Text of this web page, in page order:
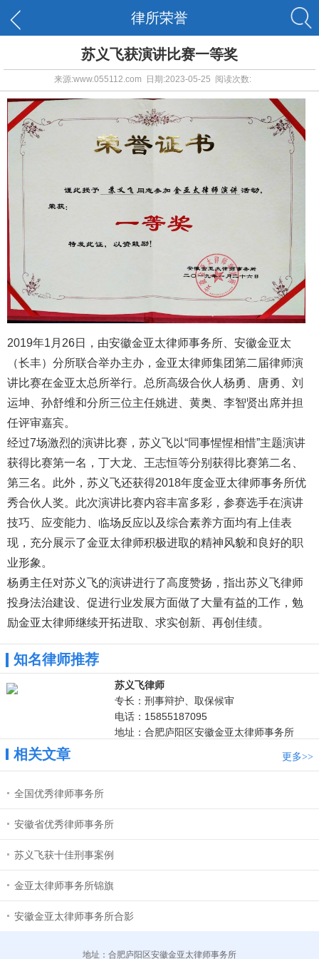
律所荣誉
苏义飞获演讲比赛一等奖
来源:www.055112.com 日期:2023-05-25 阅读次数:
2019年1月26日，由安徽金亚太律师事务所、安徽金亚太
（长丰）分所联合举办主办，金亚太律师集团第二届律师演
讲比赛在金亚太总所举行。总所高级合伙人杨勇、唐勇、刘
运坤、孙舒维和分所三位主任姚进、黄奥、李智贤出席并担
任评审嘉宾。
经过7场激烈的演讲比赛，苏义飞以“同事惺惺相惜”主题演讲
获得比赛第一名，丁大龙、王志恒等分别获得比赛第二名、
第三名。此外，苏义飞还获得2018年度金亚太律师事务所优
秀合伙人奖。此次演讲比赛内容丰富多彩，参赛选手在演讲
技巧、应变能力、临场反应以及综合素养方面均有上佳表
现，充分展示了金亚太律师积极进取的精神风貌和良好的职
业形象。
杨勇主任对苏义飞的演讲进行了高度赞扬，指出苏义飞律师
投身法治建设、促进行业发展方面做了大量有益的工作，勉
励金亚太律师继续开拓进取、求实创新、再创佳绩。
知名律师推荐
苏义飞律师
专长：刑事辩护、取保候审
电话：15855187095
地址：合肥庐阳区安徽金亚太律师事务所
相关文章 更多>>
全国优秀律师事务所
安徽省优秀律师事务所
苏义飞获十佳刑事案例
金亚太律师事务所锦旗
安徽金亚太律师事务所合影
地址：合肥庐阳区安徽金亚太律师事务所